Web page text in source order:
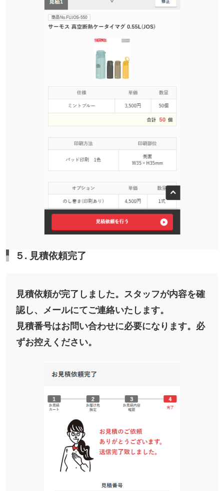
５. 見積依頼完了
見積依頼が完了しました。スタッフが内容を確
認し、メールにてご連絡いたします。
見積番号はお問い合わせに必要になります。必
ずお控えください。